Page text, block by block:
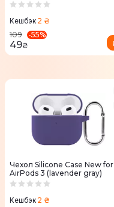
Кешбэк 2 ₴
109
-55%
49₴
Чехол Silicone Case New for
AirPods 3 (lavender gray)
Кешбэк 2 ₴